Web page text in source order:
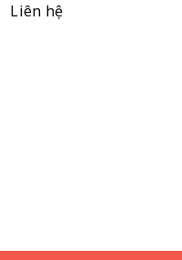
Liên hệ